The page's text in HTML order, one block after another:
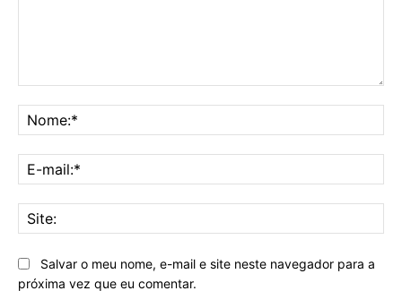
Salvar o meu nome, e-mail e site neste navegador para a
próxima vez que eu comentar.